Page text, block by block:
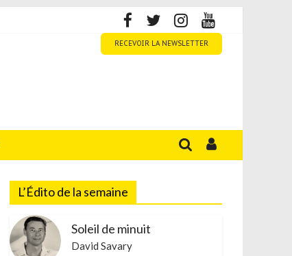
RECEVOIR LA NEWSLETTER
L’Édito de la semaine
Soleil de minuit
David Savary